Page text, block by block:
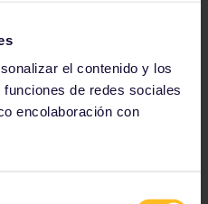
el contenido y los
de redes sociales
encolaboración con